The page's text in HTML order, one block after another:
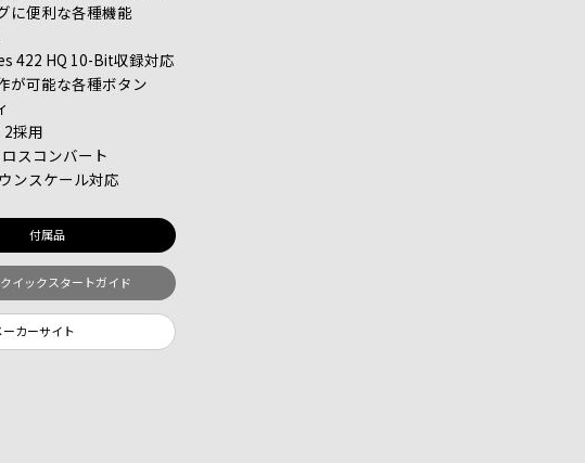
に便利な各種機能
422 HQ 10-Bit収録対応
が可能な各種ボタン
2採用
スコンバート
ンスケール対応
付属品
クイックスタートガイド
ーカーサイト